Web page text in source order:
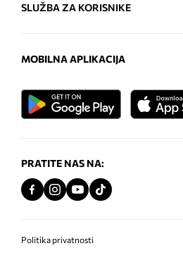
SLUŽBA ZA KORISNIKE
MOBILNA APLIKACIJA
PRATITE NAS NA:
Politika privatnosti